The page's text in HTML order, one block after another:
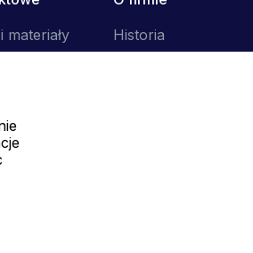
materiały
Historia